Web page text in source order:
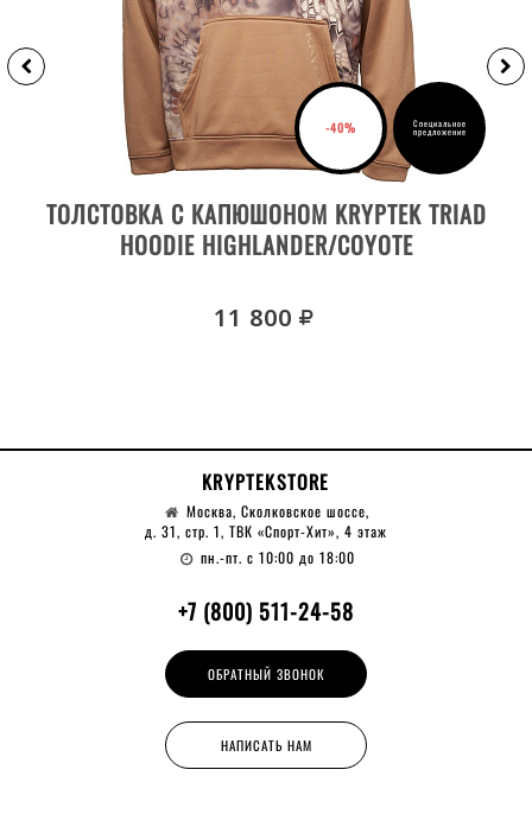
-40% Специальное
предложение
ТОЛСТОВКА С КАПЮШОНОМ KRYPTEK TRIAD
HOODIE HIGHLANDER/COYOTE
11 800
KRYPTEKSTORE
Москва, Сколковское шоссе,
д. 31, стр. 1, ТВК «Спорт-Хит», 4 этаж
пн.-пт. с 10:00 до 18:00
+7 (800) 511-24-58
ОБРАТНЫЙ ЗВОНОК
НАПИСАТЬ НАМ